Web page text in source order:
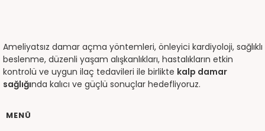
Ameliyatsız damar açma yöntemleri, önleyici kardiyoloji, sağlıklı
beslenme, düzenli yaşam alışkanlıkları, hastalıkların etkin
kontrolü ve uygun ilaç tedavileri ile birlikte kalp damar
sağlığında kalıcı ve güçlü sonuçlar hedefliyoruz.
MENÜ